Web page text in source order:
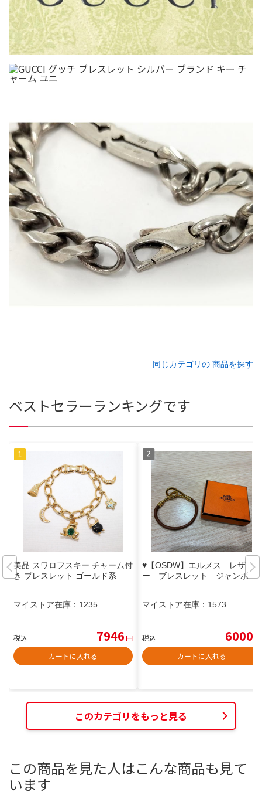
同じカテゴリの 商品を探す
ベストセラーランキングです
美品 スワロフスキー チャーム付
き ブレスレット ゴールド系
マイストア在庫： 1235
税込 7946円
カートに入れる
♥【OSDW】エルメス レザ
ー ブレスレット ジャンボ
マイストア在庫： 1573
税込 6000
カートに入れる
このカテゴリをもっと見る
この商品を見た人はこんな商品も見て
います